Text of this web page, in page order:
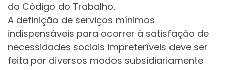
do Código do Trabalho.
A definição de serviços mínimos
indispensáveis para ocorrer à satisfação de
necessidades sociais impreteríveis deve ser
feita por diversos modos subsidiariamente